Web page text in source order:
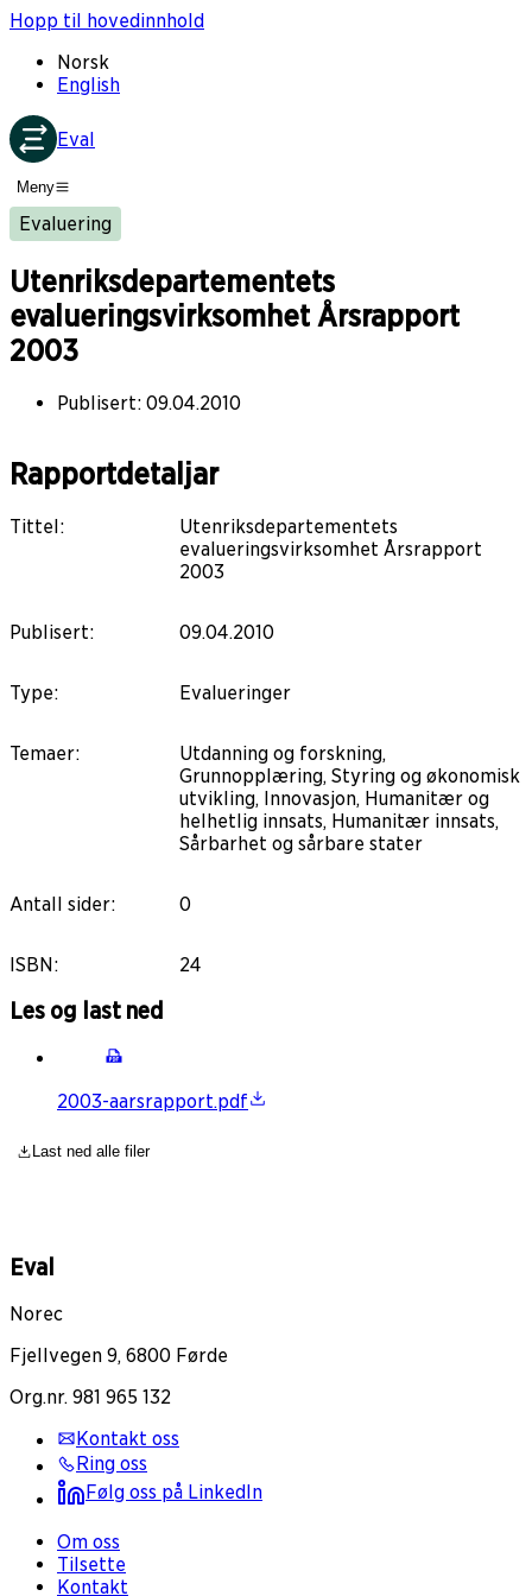
Hopp til hovedinnhold
Norsk
English
Eval
Meny
Evaluering
Utenriksdepartementets
evalueringsvirksomhet Årsrapport
2003
Publisert: 09.04.2010
Rapportdetaljar
Tittel:
Utenriksdepartementets
evalueringsvirksomhet Årsrapport
2003
Publisert: 09.04.2010
Type: Evalueringer
Temaer:
Utdanning og forskning,
Grunnopplæring, Styring og økonomisk
utvikling, Innovasjon, Humanitær og
helhetlig innsats, Humanitær innsats,
Sårbarhet og sårbare stater
Antall sider: 0
ISBN: 24
Les og last ned
2003-aarsrapport.pdf
Last ned alle filer
Eval
Norec
Fjellvegen 9, 6800 Førde
Org.nr. 981 965 132
Kontakt oss
Ring oss
Følg oss på LinkedIn
Om oss
Tilsette
Kontakt